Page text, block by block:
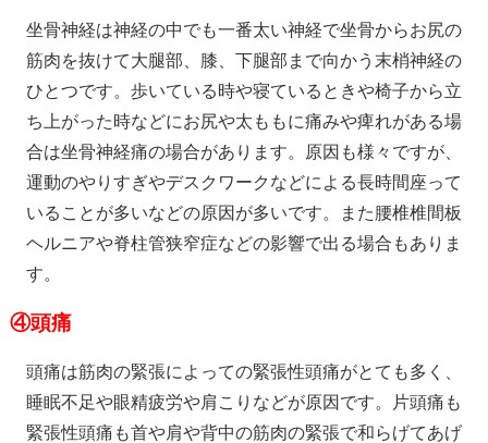
坐骨神経は神経の中でも一番太い神経で坐骨からお尻の
筋肉を抜けて大腿部、膝、下腿部まで向かう末梢神経の
ひとつです。歩いている時や寝ているときや椅子から立
ち上がった時などにお尻や太ももに痛みや痺れがある場
合は坐骨神経痛の場合があります。原因も様々ですが、
運動のやりすぎやデスクワークなどによる長時間座って
いることが多いなどの原因が多いです。また腰椎椎間板
ヘルニアや脊柱管狭窄症などの影響で出る場合もありま
す。
④頭痛
頭痛は筋肉の緊張によっての緊張性頭痛がとても多く、
睡眠不足や眼精疲労や肩こりなどが原因です。片頭痛も
緊張性頭痛も首や肩や背中の筋肉の緊張で和らげてあげ